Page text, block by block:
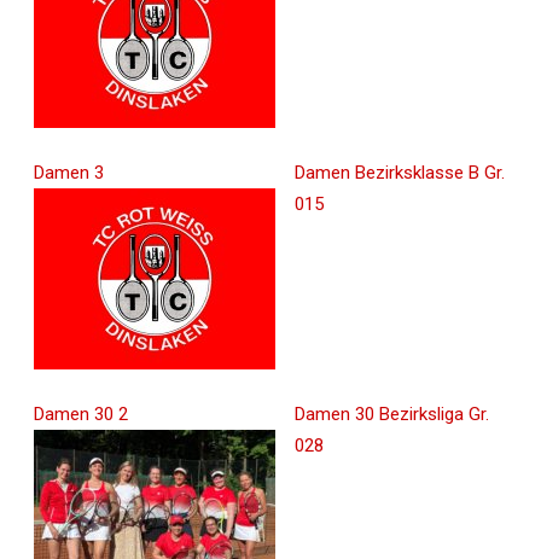
Damen 3
Damen Bezirksklasse B Gr.
015
Damen 30 2
Damen 30 Bezirksliga Gr.
028